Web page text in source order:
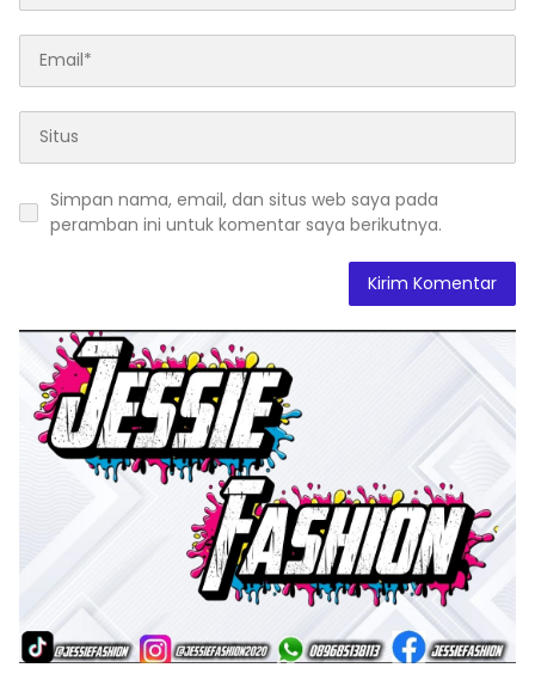
Simpan nama, email, dan situs web saya pada
peramban ini untuk komentar saya berikutnya.